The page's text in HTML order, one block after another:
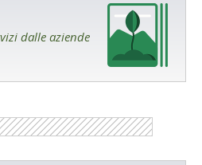
dalle aziende